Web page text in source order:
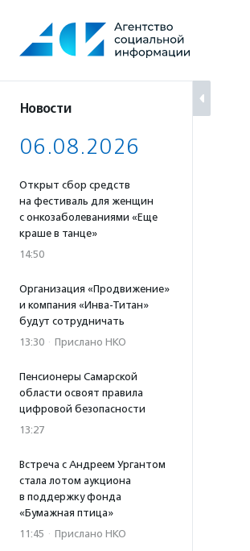
содержанию
Новости
06.08.2026
Открыт сбор средств
на фестиваль для женщин
с онкозаболеваниями «Еще
краше в танце»
14:50
Организация «Продвижение»
и компания «Инва-Титан»
будут сотрудничать
13:30 · Прислано НКО
Пенсионеры Самарской
области освоят правила
цифровой безопасности
13:27
Встреча с Андреем Ургантом
стала лотом аукциона
в поддержку фонда
«Бумажная птица»
11:45 · Прислано НКО